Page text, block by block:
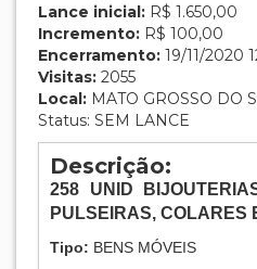
Lance inicial: R$ 1.650,00
Incremento: R$ 100,00
Encerramento: 19/11/2020
Visitas: 2055
Local: MATO GROSSO DO
Status: SEM LANCE
Descrição:
258 UNID
PULSEIRAS, COLARES
Tipo: BENS MÓVEIS